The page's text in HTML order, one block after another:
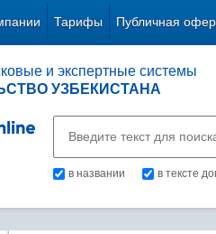
Тарифы Публичная
и экспертные системы
УЗБЕКИСТАНА
в названии в тексте